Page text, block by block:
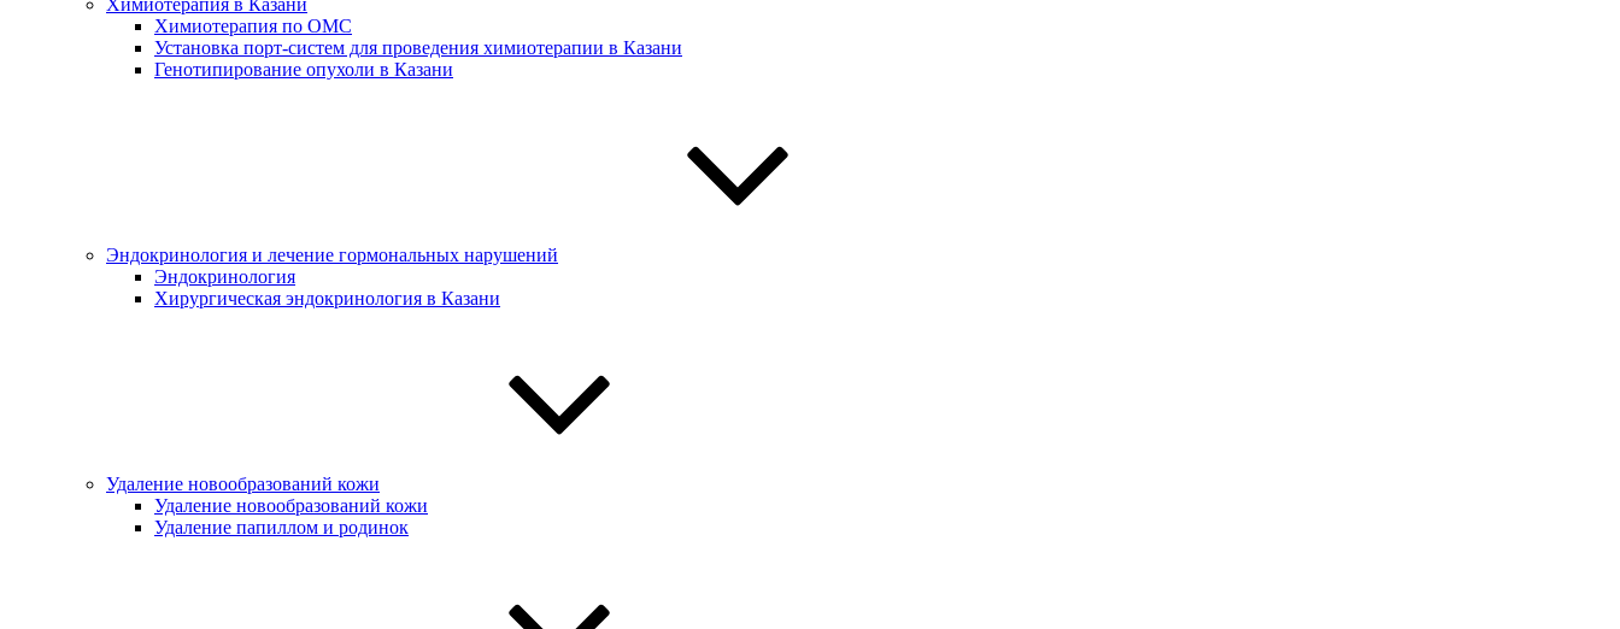
Химиотерапия в Казани
Химиотерапия по ОМС
Установка порт-систем для проведения химиотерапии в Казани
Генотипирование опухоли в Казани
Эндокринология и лечение гормональных нарушений
Эндокринология
Хирургическая эндокринология в Казани
Удаление новообразований кожи
Удаление новообразований кожи
Удаление папиллом и родинок